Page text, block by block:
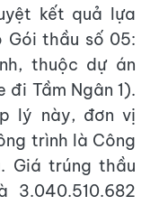
kết quả lựa
Gói thầu số 05:
thuộc dự án
đi Tầm Ngân 1).
lý này, đơn vị
trình là Công
Giá trúng thầu